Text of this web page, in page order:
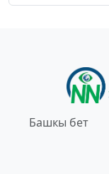
Башкы бет